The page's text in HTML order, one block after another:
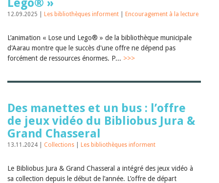
Lego® »
12.09.2025 | Les bibliothèques informent Encouragement à la lecture
L’animation « Lose und Lego® » de la bibliothèque municipale
d'Aarau montre que le succès d'une offre ne dépend pas
forcément de ressources énormes. P... >>>
Des manettes et un bus : l’offre
de jeux vidéo du Bibliobus Jura &
Grand Chasseral
13.11.2024 | Collections Les bibliothèques informent
Le Bibliobus Jura & Grand Chasseral a intégré des jeux vidéo à
sa collection depuis le début de l’année. L’offre de départ